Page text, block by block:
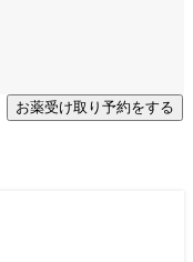
お薬受け取り予約をする